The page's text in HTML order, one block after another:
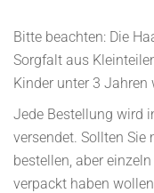
Bitte beachten: Die
Sorgfalt aus
Kinder unter 3 Jahren
Jede Bestellung wird
versendet. Sollten Sie
bestellen, aber
verpackt haben